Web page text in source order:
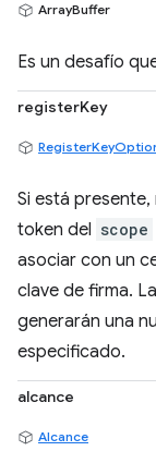
ArrayBuffer
Es un desafío
registerKey
Si está
token del scope
asociar con un
clave de firma.
generarán una
especificado.
alcance
Alcance